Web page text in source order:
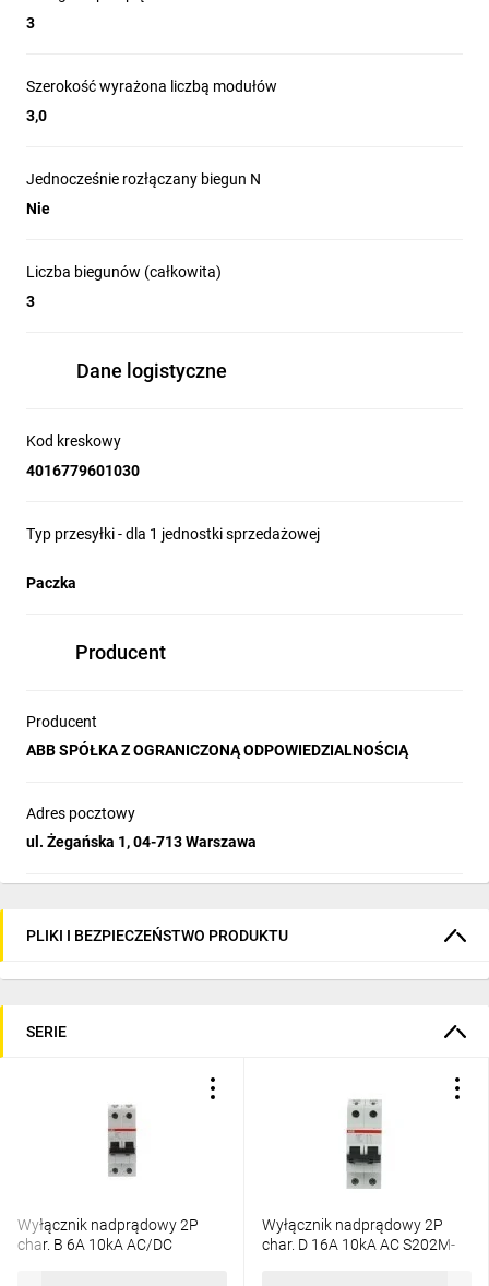
3
Szerokość wyrażona liczbą modułów
3,0
Jednocześnie rozłączany biegun N
Nie
Liczba biegunów (całkowita)
3
Dane logistyczne
Kod kreskowy
4016779601030
Typ przesyłki - dla 1 jednostki sprzedażowej
Paczka
Producent
Producent
ABB SPÓŁKA Z OGRANICZONĄ ODPOWIEDZIALNOŚCIĄ
Adres pocztowy
ul. Żegańska 1, 04-713 Warszawa
PLIKI I BEZPIECZEŃSTWO PRODUKTU
SERIE
Wyłącznik nadprądowy 2P
char. B 6A 10kA AC/DC
Wyłącznik nadprądowy 2P
char. D 16A 10kA AC S202M-